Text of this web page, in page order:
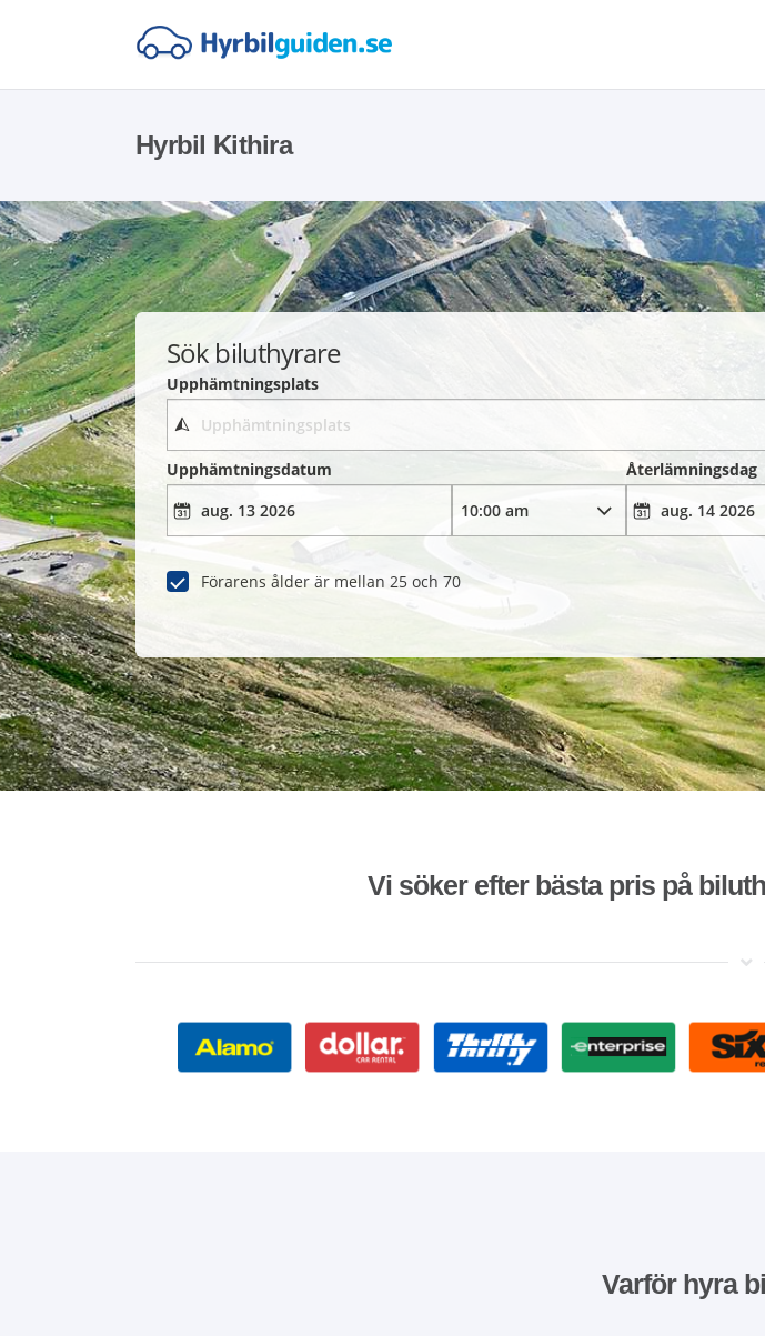
Hyrbil Kithira
Sök biluthyrare
Upphämtningsplats
Upphämtningsdatum
Återlämningsdag
Förarens ålder är mellan 25 och 70
Vi söker efter bästa pris på
Varför hyra